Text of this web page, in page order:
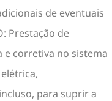
de eventuais
Prestação de
e corretiva no sistema
para suprir a